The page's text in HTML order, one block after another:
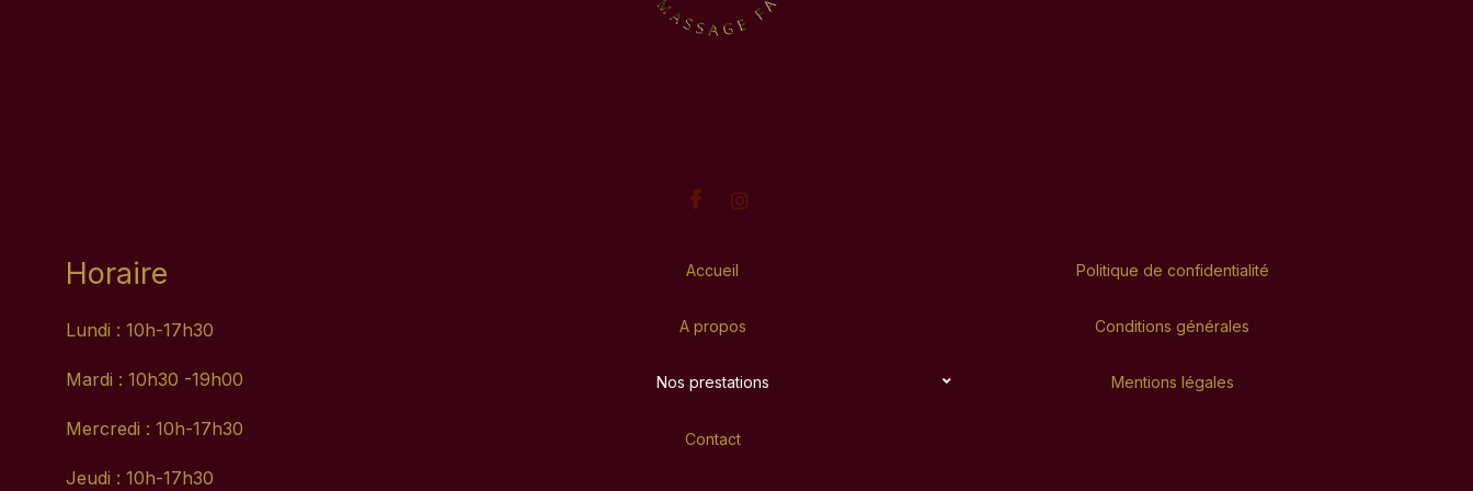
Horaire
Lundi : 10h-17h30
Mardi : 10h30 -19h00
Mercredi : 10h-17h30
Jeudi : 10h-17h30
Accueil
A propos
Nos prestations
Contact
Politique de confidentialité
Conditions générales
Mentions légales